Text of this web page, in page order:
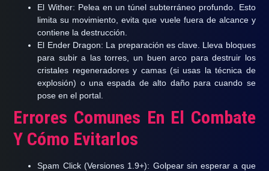
El Wither: Pelea en un túnel subterráneo profundo. Esto
limita su movimiento, evita que vuele fuera de alcance y
contiene la destrucción.
El Ender Dragon: La preparación es clave. Lleva bloques
para subir a las torres, un buen arco para destruir los
cristales regeneradores y camas (si usas la técnica de
explosión) o una espada de alto daño para cuando se
pose en el portal.
Errores Comunes En El Combate
Y Cómo Evitarlos
Spam Click (Versiones 1.9+): Golpear sin esperar a que